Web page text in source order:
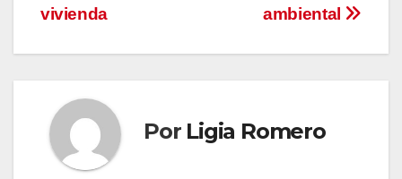
ambiental
vivienda
Por Ligia Romero